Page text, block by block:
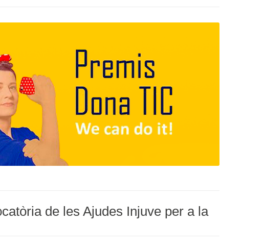
de les Ajudes Injuve per a la